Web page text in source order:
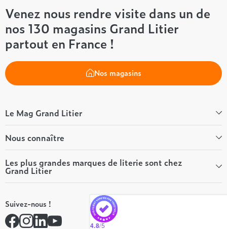
Venez nous rendre visite dans un de
nos 130 magasins Grand Litier
partout en France !
Nos magasins
Le Mag Grand Litier
Bien-être
Conseils literie
Tous les articles du Mag
Tous nos guides
Nous connaître
Qui sommes-nous ?
Nos valeurs
Nos engagements
Rejoindre notre réseau
Contactez-nous
Les plus grandes marques de literie sont chez
Grand Litier
André Renault
Simmons
Suivez-nous !
4.8/5